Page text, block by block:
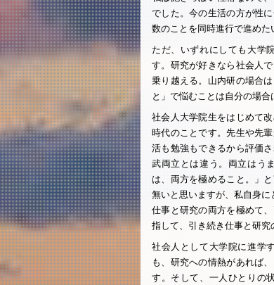
でした。今の生活の方が性
数のことを同時進行で進めた
ただ、いずれにしても大学
す。研究が好きなら社会人
乗り越える。山内研の場合
と」で悩むことは自分の場合
社会人大学院生をはじめて
時代のことです。先生や先
活も勉強もできるから評価
武両立とは違う。両立はう
は、両方を極めること。」
無いと思いますが、私自身に
仕事と研究の両方を極めて
指して、引き続き仕事と研究
社会人として大学院に進学
も、研究への情熱があれば
す。そして、一人ひとりの